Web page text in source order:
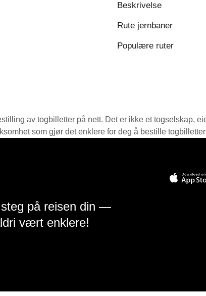
Beskrivelse
Rute jernbaner
Populære ruter
av togbilletter på nett. Det er ikke et togselskap,
som gjør det enklere for deg å bestille
på reisen din —
vært enklere!